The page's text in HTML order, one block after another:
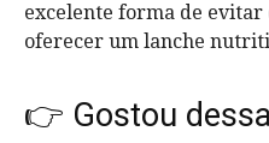
excelente forma de
oferecer um lanche
👉 Gostou